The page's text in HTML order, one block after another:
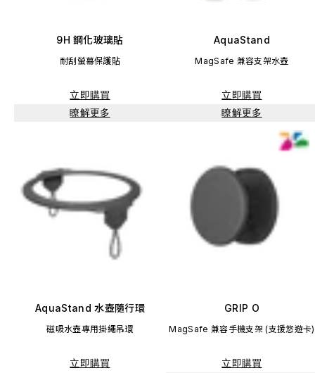
9H 鋼化玻璃貼
耐刮螢幕保護貼
立即購買
瞭解更多
AquaStand
MagSafe 兼容支架水壺
立即購買
瞭解更多
AquaStand 水壺隨行環
磁吸水壺專用掛繩吊環
立即購買
GRIP O
MagSafe 兼容手機支架 (支援悠遊卡)
立即購買